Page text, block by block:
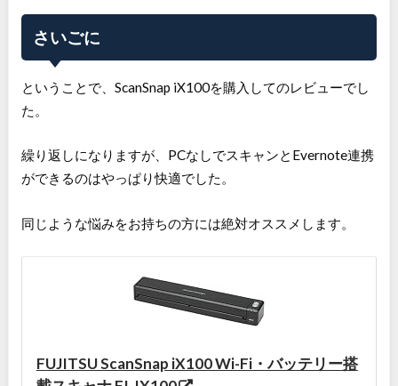
さいごに
ということで、ScanSnap iX100を購入してのレビューでし
た。
繰り返しになりますが、PCなしでスキャンとEvernote連携
ができるのはやっぱり快適でした。
同じような悩みをお持ちの方には絶対オススメします。
FUJITSU ScanSnap iX100 Wi-Fi・バッテリー搭